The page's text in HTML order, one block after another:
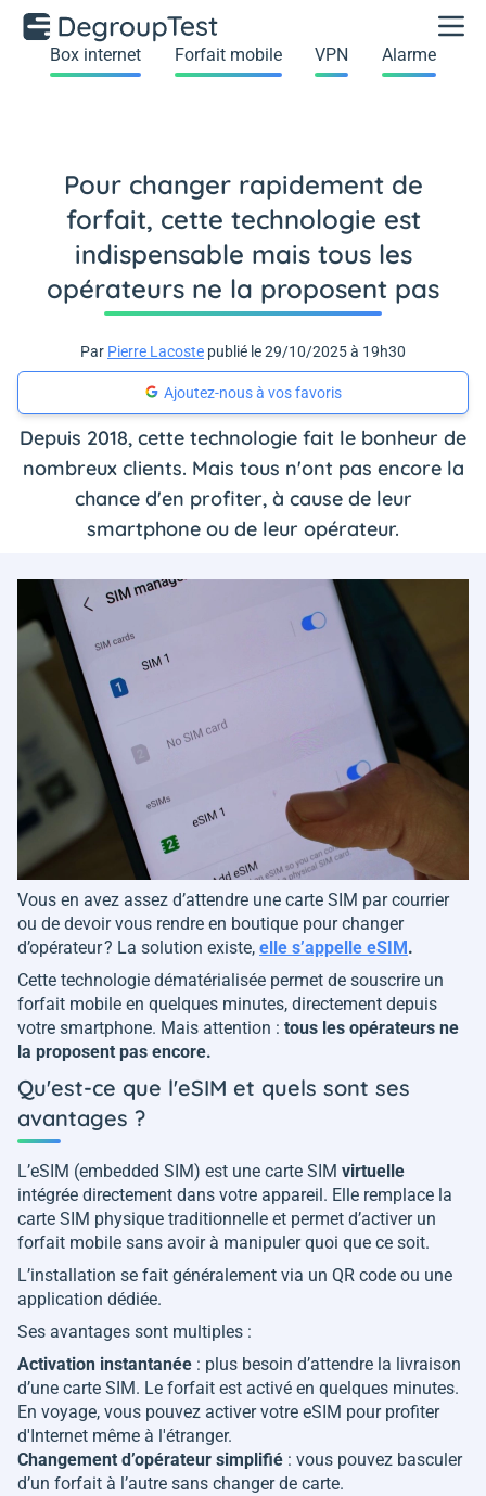
Box internet Forfait mobile VPN Alarme
Pour changer rapidement de
forfait, cette technologie est
indispensable mais tous les
opérateurs ne la proposent pas
Par Pierre Lacoste publié le 29/10/2025 à 19h30
Ajoutez-nous à vos favoris
Depuis 2018, cette technologie fait le bonheur de
nombreux clients. Mais tous n'ont pas encore la
chance d'en profiter, à cause de leur
smartphone ou de leur opérateur.
Vous en avez assez d’attendre une carte SIM par courrier
ou de devoir vous rendre en boutique pour changer
d’opérateur ? La solution existe, elle s’appelle eSIM .
Cette technologie dématérialisée permet de souscrire un
forfait mobile en quelques minutes, directement depuis
votre smartphone. Mais attention : tous les opérateurs ne
la proposent pas encore.
Qu'est-ce que l'eSIM et quels sont ses
avantages ?
L’eSIM (embedded SIM) est une carte SIM virtuelle
intégrée directement dans votre appareil. Elle remplace la
carte SIM physique traditionnelle et permet d’activer un
forfait mobile sans avoir à manipuler quoi que ce soit.
L’installation se fait généralement via un QR code ou une
application dédiée.
Ses avantages sont multiples :
Activation instantanée : plus besoin d’attendre la livraison
d’une carte SIM. Le forfait est activé en quelques minutes.
En voyage, vous pouvez activer votre eSIM pour profiter
d'Internet même à l'étranger.
Changement d’opérateur simplifié : vous pouvez basculer
d’un forfait à l’autre sans changer de carte.